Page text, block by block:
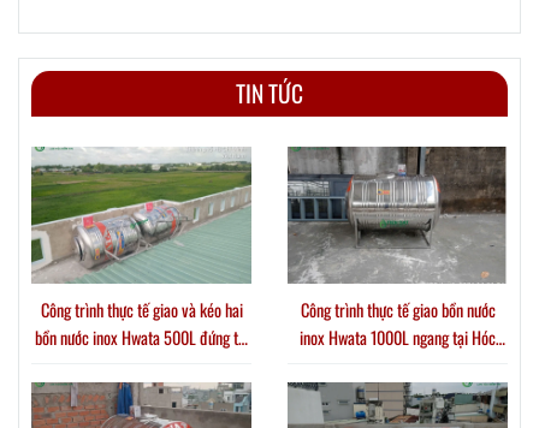
TIN TỨC
Công trình thực tế giao và kéo hai
bồn nước inox Hwata 500L đứng tại
Công trình thực tế giao bồn nước
inox Hwata 1000L ngang tại Hóc